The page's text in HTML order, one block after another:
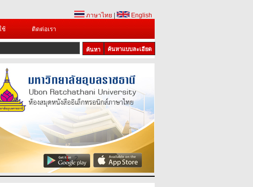
ภาษาไทย
English
ช้ ติดต่อเรา
ค้นหาแบบละเอียด
1 2